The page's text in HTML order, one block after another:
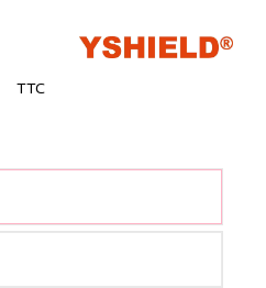
TTC